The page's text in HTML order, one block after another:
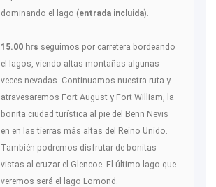
dominando el lago (entrada incluida).
15.00 hrs seguimos por carretera bordeando
el lagos, viendo altas montañas algunas
veces nevadas. Continuamos nuestra ruta y
atravesaremos Fort August y Fort William, la
bonita ciudad turística al pie del Benn Nevis
en en las tierras más altas del Reino Unido.
También podremos disfrutar de bonitas
vistas al cruzar el Glencoe. El último lago que
veremos será el lago Lomond.